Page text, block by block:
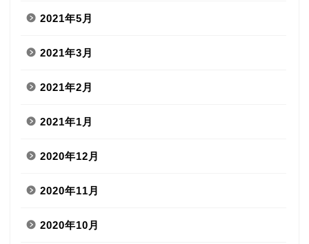
2021年5月
2021年3月
2021年2月
2021年1月
2020年12月
2020年11月
2020年10月